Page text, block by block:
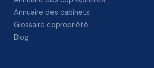
Annuaire des cabinets
Glossaire copropriété
Blog